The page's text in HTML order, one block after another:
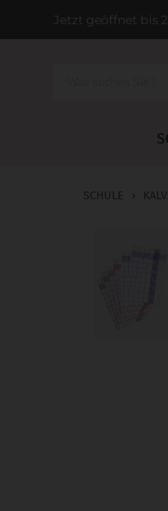
Jetzt geöffnet bis
SCHULE ›